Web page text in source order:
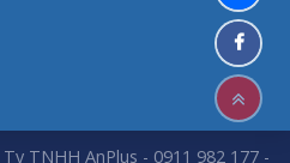
TNHH AnPlus - 0911 982 177 -